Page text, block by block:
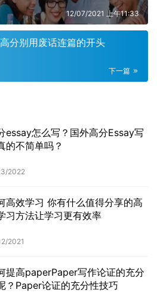
12/07/2021 上午11:33
分别用废话连篇的开头
下一篇
essay怎么写？国外高分Essay写
的不简单吗？
2022
高效学习 你有什么值得分享的高
习方法让学习更有效率
2021
提高paperPaper写作论证的充分
？Paper论证的充分性技巧